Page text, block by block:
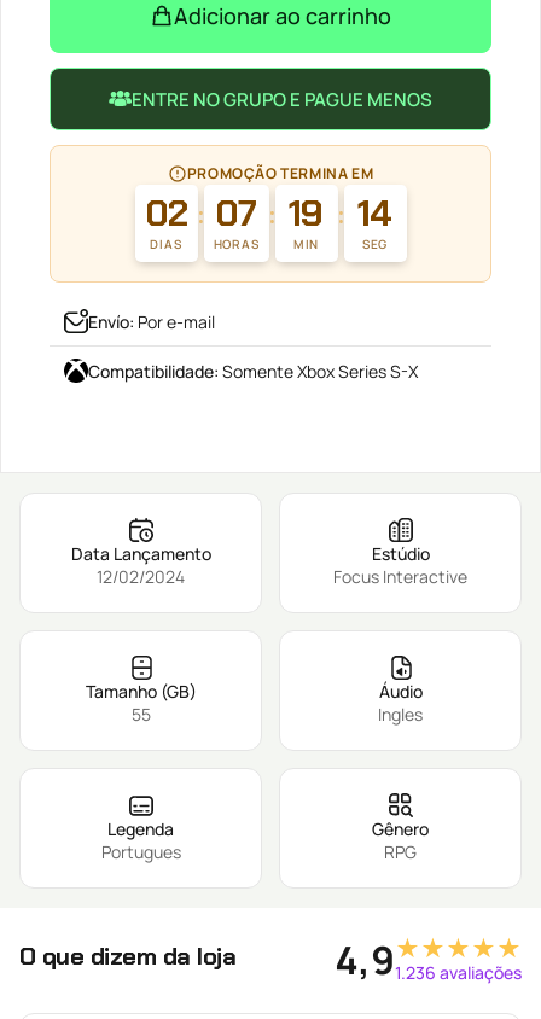
Adicionar ao carrinho
ENTRE NO GRUPO E PAGUE MENOS
PROMOÇÃO TERMINA EM
02
DIAS
: 07
HORAS
: 19
MIN
: 14
SEG
Envío: Por e-mail
Compatibilidade: Somente Xbox Series S-X
Data Lançamento
12/02/2024
Estúdio
Focus Interactive
Tamanho (GB)
55
Áudio
Ingles
Legenda
Portugues
Gênero
RPG
O que dizem da loja 4,9★★★★★
1.236 avaliações